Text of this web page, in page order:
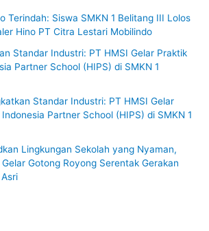
Terindah: Siswa SMKN 1 Belitang III Lolos
Hino PT Citra Lestari Mobilindo
Standar Industri: PT HMSI Gelar Praktik
Partner School (HIPS) di SMKN 1
Standar Industri: PT HMSI Gelar
Partner School (HIPS) di SMKN 1
Lingkungan Sekolah yang Nyaman,
Gotong Royong Serentak Gerakan